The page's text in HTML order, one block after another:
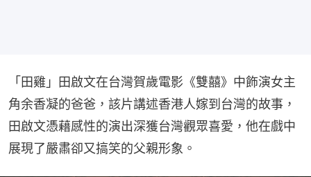
「田雞」田啟文在台灣賀歲電影《雙囍》中飾演女主
角余香凝的爸爸，該片講述香港人嫁到台灣的故事，
田啟文憑藉感性的演出深獲台灣觀眾喜愛，他在戲中
展現了嚴肅卻又搞笑的父親形象。